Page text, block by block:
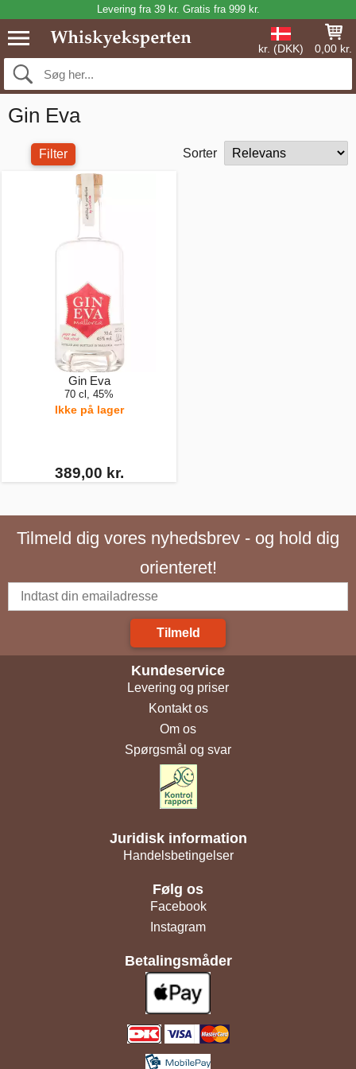
Levering fra 39 kr. Gratis fra 999 kr.
kr. (DKK) 0,00 kr.
Gin Eva
Filter Sorter
Gin Eva
70 cl, 45%
Ikke på lager
389,00 kr.
Tilmeld dig vores nyhedsbrev - og hold dig
orienteret!
Tilmeld
Kundeservice
Levering og priser
Kontakt os
Om os
Spørgsmål og svar
Juridisk information
Handelsbetingelser
Følg os
Facebook
Instagram
Betalingsmåder